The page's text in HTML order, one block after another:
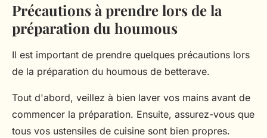
Précautions à prendre lors de la
préparation du houmous
Il est important de prendre quelques précautions lors
de la préparation du houmous de betterave.
Tout d'abord, veillez à bien laver vos mains avant de
commencer la préparation. Ensuite, assurez-vous que
tous vos ustensiles de cuisine sont bien propres.